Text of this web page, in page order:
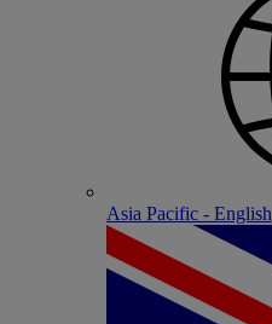
Asia Pacific - English